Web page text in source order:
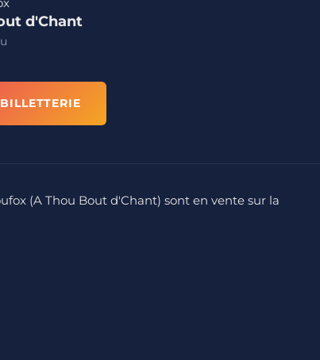
d'Chant
(A Thou Bout d'Chant) sont en vente sur la